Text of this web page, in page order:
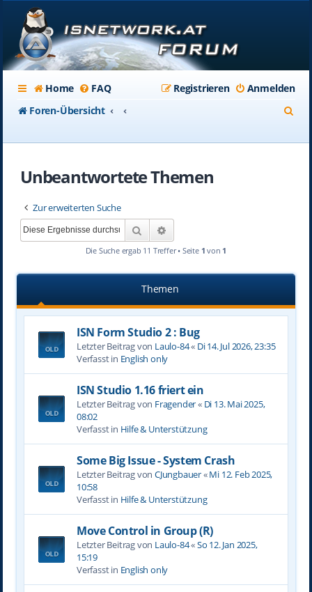
Home FAQ Anmelden
Registrieren
Foren-Übersicht
Unbeantwortete Themen
Zur erweiterten Suche
Suche
Die Suche ergab 11 Treffer • Seite 1 von 1
Themen
ISN Form Studio 2 : Bug
Letzter Beitrag von Laulo-84« Di 14. Jul 2026, 23:35
Verfasst in English only
ISN Studio 1.16 friert ein
Letzter Beitrag von Fragender« Di 13. Mai 2025,
08:02
Verfasst in Hilfe & Unterstützung
Some Big Issue - System Crash
Letzter Beitrag von CJungbauer«Mi 12. Feb 2025,
10:58
Verfasst in Hilfe & Unterstützung
Move Control in Group (R)
Letzter Beitrag von Laulo-84«So 12. Jan 2025,
15:19
Verfasst in English only